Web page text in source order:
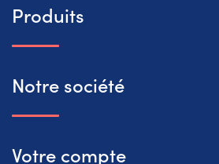
Produits
Notre société
Votre compte